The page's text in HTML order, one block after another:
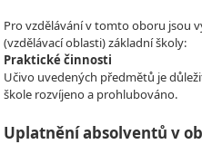
Pro vzdělávání v tomto oboru jsou
(vzdělávací oblasti) základní školy:
Praktické činnosti
Učivo uvedených předmětů je
škole rozvíjeno a prohlubováno.
Uplatnění absolventů v